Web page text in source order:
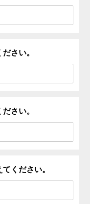
さい。
さい。
ください。